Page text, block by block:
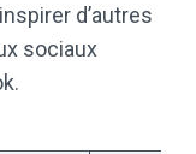
inspirer d’autres
sociaux